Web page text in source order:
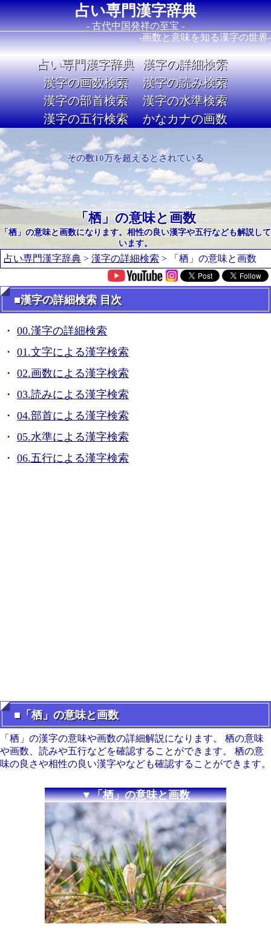
占い専門漢字辞典
- 古代中国発祥の至宝 -
-画数と意味を知る漢字の世界-
占い専門漢字辞典
漢字の詳細検索
漢字の画数検索
漢字の読み検索
漢字の部首検索
漢字の水準検索
漢字の五行検索
かなカナの画数
Image 02
その数10万を超えるとされている
「栖」の意味と画数
「栖」の意味と画数になります。相性の良い漢字や五行なども解説して
います。
占い専門漢字辞典 > 漢字の詳細検索 > 「栖」の意味と画数
■漢字の詳細検索 目次
00.漢字の詳細検索
01.文字による漢字検索
02.画数による漢字検索
03.読みによる漢字検索
04.部首による漢字検索
05.水準による漢字検索
06.五行による漢字検索
■「栖」の意味と画数
「栖」の漢字の意味や画数の詳細解説になります。 栖の意味
や画数、読みや五行などを確認することができます。 栖の意
味の良さや相性の良い漢字やなども確認することができます。
▼「栖」の意味と画数